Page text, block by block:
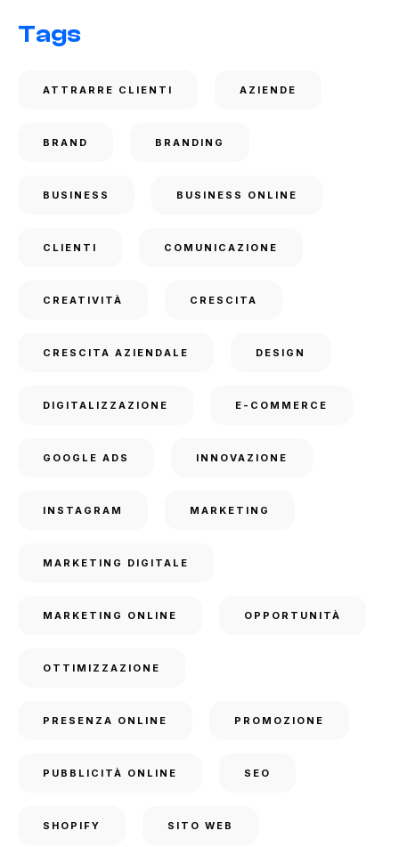
Tags
ATTRARRE CLIENTI AZIENDE
BRAND BRANDING
BUSINESS BUSINESS ONLINE
CLIENTI COMUNICAZIONE
CREATIVITÀ CRESCITA
CRESCITA AZIENDALE DESIGN
DIGITALIZZAZIONE E-COMMERCE
GOOGLE ADS INNOVAZIONE
INSTAGRAM MARKETING
MARKETING DIGITALE
MARKETING ONLINE OPPORTUNITÀ
OTTIMIZZAZIONE
PRESENZA ONLINE PROMOZIONE
PUBBLICITÀ ONLINE SEO
SHOPIFY SITO WEB